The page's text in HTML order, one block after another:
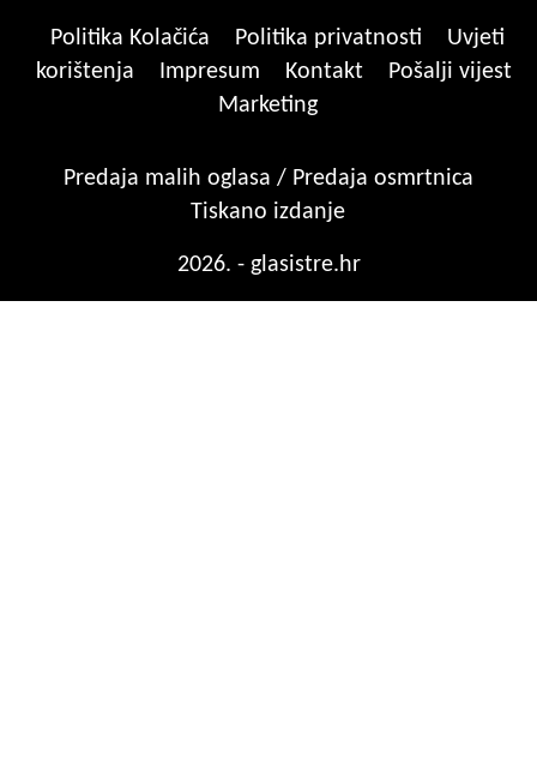
Politika Kolačića Politika privatnosti
Uvjeti
korištenja
Impresum Kontakt
Pošalji vijest
Marketing
Predaja malih oglasa / Predaja osmrtnica
Tiskano izdanje
2026. - glasistre.hr